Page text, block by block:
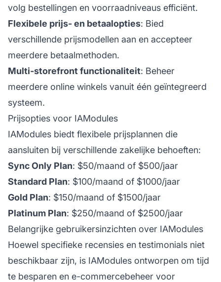
volg bestellingen en voorraadniveaus efficiënt.
Flexibele prijs- en betaalopties: Bied
verschillende prijsmodellen aan en accepteer
meerdere betaalmethoden.
Multi-storefront functionaliteit: Beheer
meerdere online winkels vanuit één geïntegreerd
systeem.
Prijsopties voor IAModules
IAModules biedt flexibele prijsplannen die
aansluiten bij verschillende zakelijke behoeften:
Sync Only Plan: $50/maand of $500/jaar
Standard Plan: $100/maand of $1000/jaar
Gold Plan: $150/maand of $1500/jaar
Platinum Plan: $250/maand of $2500/jaar
Belangrijke gebruikersinzichten over IAModules
Hoewel specifieke recensies en testimonials niet
beschikbaar zijn, is IAModules ontworpen om tijd
te besparen en e-commercebeheer voor